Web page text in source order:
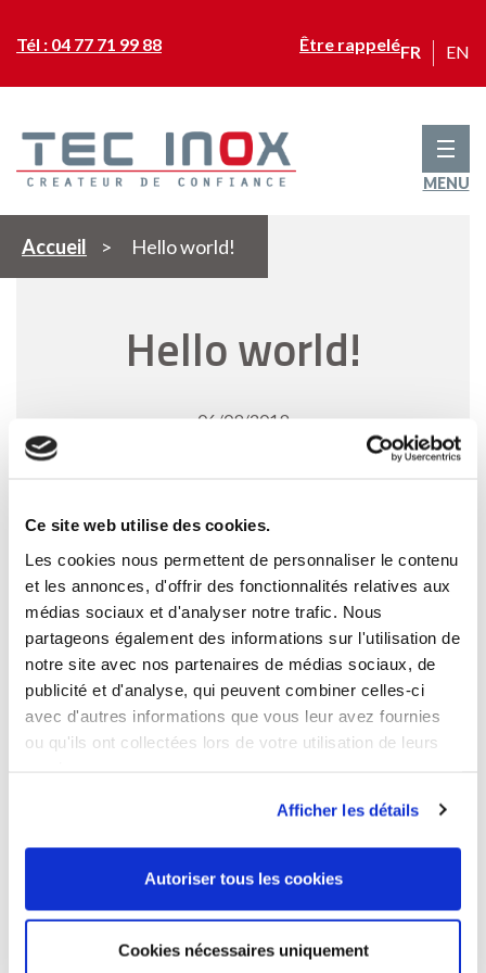
Ce site web utilise des cookies.
Les cookies nous permettent de personnaliser le contenu
et les annonces, d'offrir des fonctionnalités relatives aux
médias sociaux et d'analyser notre trafic. Nous
partageons également des informations sur l'utilisation de
notre site avec nos partenaires de médias sociaux, de
publicité et d'analyse, qui peuvent combiner celles-ci
avec d'autres informations que vous leur avez fournies
ou qu'ils ont collectées lors de votre utilisation de leurs
Afficher les détails
Autoriser tous les cookies
Cookies nécessaires uniquement
Tél : 04 77 71 99 88 Être rappeléFR EN
MENU
Accueil > Hello world!
Hello world!
06/09/2019
Tél. 04 77 71 99 88
LIENS UTILES